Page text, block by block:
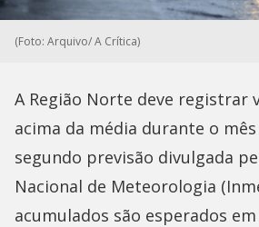
(Foto: Arquivo/ A Crítica)
A Região Norte deve registrar
acima da média durante o
segundo previsão divulgada
Nacional de Meteorologia
acumulados são esperados